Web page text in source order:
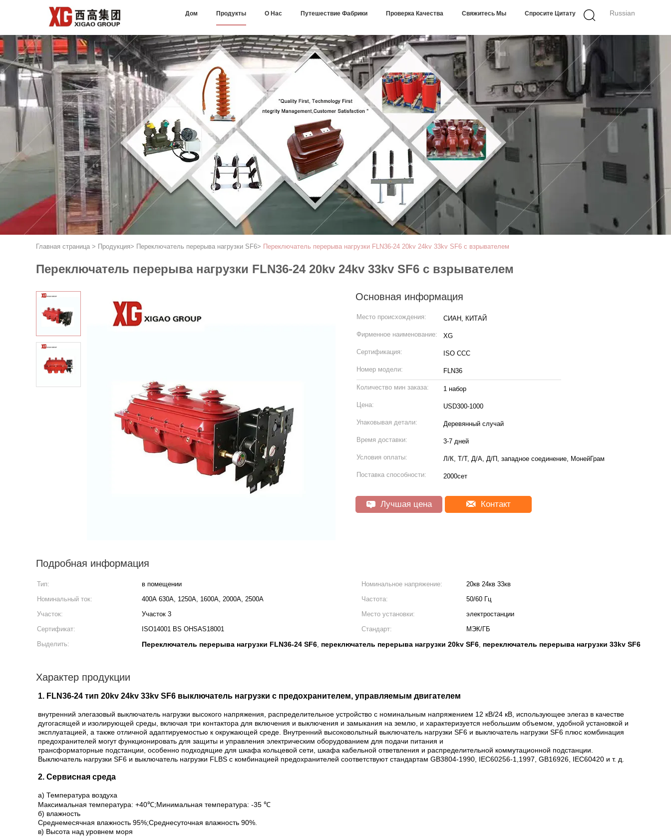
Russian
Дом Продукты О Нас Путешествие Фабрики Проверка Качества Свяжитесь Мы Спросите Цитату
Главная страница > Продукция> Переключатель перерыва нагрузки SF6> Переключатель перерыва нагрузки FLN36-24 20kv 24kv 33kv SF6 с взрывателем
Переключатель перерыва нагрузки FLN36-24 20kv 24kv 33kv SF6 с взрывателем
Основная информация
Место происхождения: СИАН, КИТАЙ
Фирменное наименование: XG
Сертификация: ISO CCC
Номер модели: FLN36
Количество мин заказа: 1 набор
Цена: USD300-1000
Упаковывая детали: Деревянный случай
Время доставки: 3-7 дней
Условия оплаты: Л/К, Т/Т, Д/А, Д/П, западное соединение, МонейГрам
Поставка способности: 2000сет
Лучшая цена Контакт
Подробная информация
Тип: в помещении Номинальное напряжение:
20кв 24кв 33кв
Номинальный ток:
400А 630А, 1250А, 1600А, 2000А, 2500А Частота:
50/60 Гц
Участок:
Участок 3 Место установки:
электростанции
Сертификат:
ISO14001 BS OHSAS18001 Стандарт:
МЭК/ГБ
Выделить:
Переключатель перерыва нагрузки FLN36-24 SF6, переключатель перерыва нагрузки 20kv SF6, переключатель перерыва нагрузки 33kv SF6
Характер продукции
1. FLN36-24 тип 20kv 24kv 33kv SF6 выключатель нагрузки с предохранителем, управляемым двигателем
внутренний элегазовый выключатель нагрузки высокого напряжения, распределительное устройство с номинальным напряжением 12 кВ/24 кВ, использующее элегаз в качестве
дугогасящей и изолирующей среды, включая три контактора для включения и выключения и замыкания на землю, и характеризуется небольшим объемом, удобной установкой и
эксплуатацией, а также отличной адаптируемостью к окружающей среде. Внутренний высоковольтный выключатель нагрузки SF6 и выключатель нагрузки SF6 плюс комбинация
предохранителей могут функционировать для защиты и управления электрическим оборудованием для подачи питания и
трансформаторные подстанции, особенно подходящие для шкафа кольцевой сети, шкафа кабельной ответвления и распределительной коммутационной подстанции.
Выключатель нагрузки SF6 и выключатель нагрузки FLBS с комбинацией предохранителей соответствуют стандартам GB3804-1990, IEC60256-1,1997, GB16926, IEC60420 и т. д.
2. Сервисная среда
а) Температура воздуха
Максимальная температура: +40℃;Минимальная температура: -35 ℃
б) влажность
Среднемесячная влажность 95%;Среднесуточная влажность 90%.
в) Высота над уровнем моря